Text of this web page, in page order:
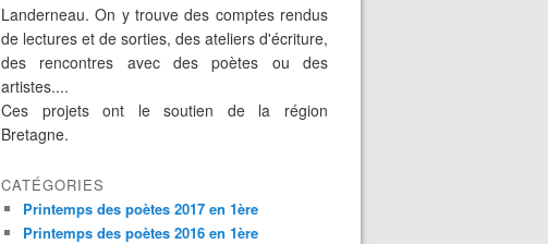
Landerneau. On y trouve des comptes rendus
de lectures et de sorties, des ateliers d'écriture,
des rencontres avec des poètes ou des
artistes....
Ces projets ont le soutien de la région
Bretagne.
CATÉGORIES
Printemps des poètes 2017 en 1ère
Printemps des poètes 2016 en 1ère